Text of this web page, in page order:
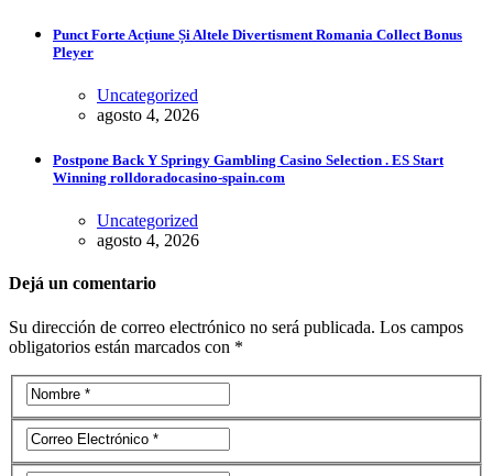
Punct Forte Acțiune Și Altele Divertisment Romania Collect Bonus
Pleyer
Uncategorized
agosto 4, 2026
Postpone Back Y Springy Gambling Casino Selection . ES Start
Winning rolldoradocasino-spain.com
Uncategorized
agosto 4, 2026
Dejá un comentario
Su dirección de correo electrónico no será publicada. Los campos
obligatorios están marcados con *